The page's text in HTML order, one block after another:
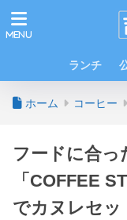
ランチ
ホーム コーヒー
フードに合っ
「COFFEE
でカヌレセッ